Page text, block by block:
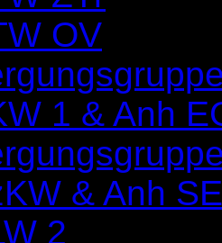
OV
1 & Anh
& Anh
2